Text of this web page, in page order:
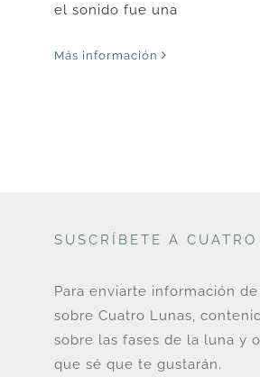
el sonido fue una
Más información
SUSCRÍBETE A
Para enviarte información
sobre Cuatro Lunas,
sobre las fases de la luna y
que sé que te gustarán.